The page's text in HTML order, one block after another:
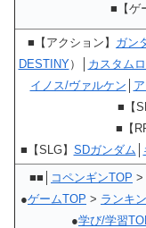
■【ゲ
■【アクション】 ガン
DESTINY）│ カスタム
イノス/ヴァルケン
■【
■【
■【SLG】 SDガンダム
■■│ コペンギンTOP >
●ゲームTOP > ランキ
●学び/学習